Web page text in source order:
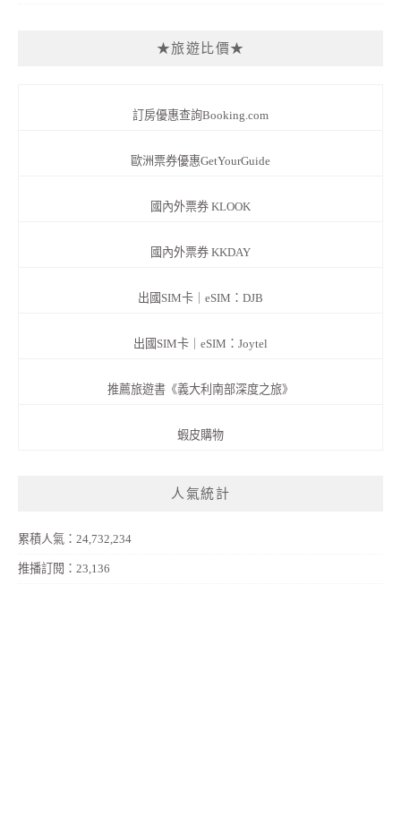
★旅遊比價★
訂房優惠查詢Booking.com
歐洲票券優惠GetYourGuide
國內外票券 KLOOK
國內外票券 KKDAY
出國SIM卡｜eSIM：DJB
出國SIM卡｜eSIM：Joytel
推薦旅遊書《義大利南部深度之旅》
蝦皮購物
人氣統計
累積人氣：24,732,234
推播訂閱：23,136